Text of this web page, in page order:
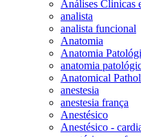
Análises Clinicas
analista
analista funcional
Anatomia
Anatomia
anatomia
Anatomical
anestesia
anestesia frança
Anestésico
Anestésico -